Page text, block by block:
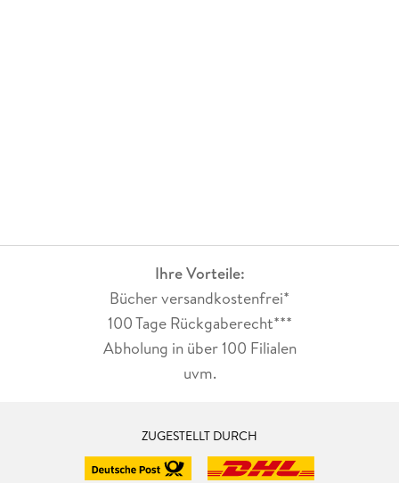
Ihre Vorteile:
Bücher versandkostenfrei*
100 Tage Rückgaberecht***
Abholung in über 100 Filialen
uvm.
ZUGESTELLT DURCH